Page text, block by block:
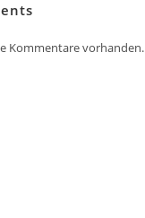
Kommentare vorhanden.